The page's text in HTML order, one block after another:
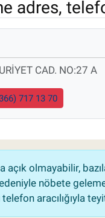
adres,
CAD. NO:27 A
717 13 70
açık olmayabilir,
nöbete
aracılığıyla